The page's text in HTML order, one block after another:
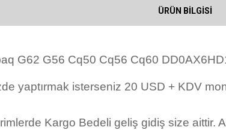
ÜRÜN BİLGİSİ
G62 G56 Cq50 Cq56 Cq60
yaptırmak isterseniz 20 USD + KDV
Kargo Bedeli geliş gidiş size aittir.